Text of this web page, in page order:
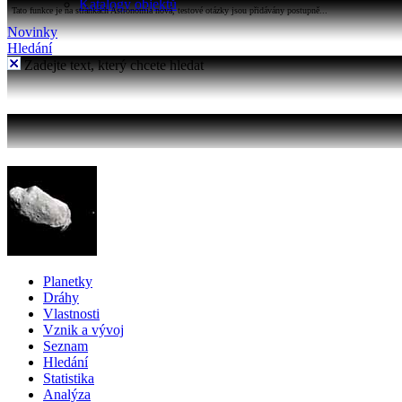
Katalogy objektů
Tato funkce je na stránkách Astronomia nová, testové otázky jsou přidávány postupně...
Novinky
Hledání
Zadejte text, který chcete hledat
Planetky
Dráhy
Vlastnosti
Vznik a vývoj
Seznam
Hledání
Statistika
Analýza